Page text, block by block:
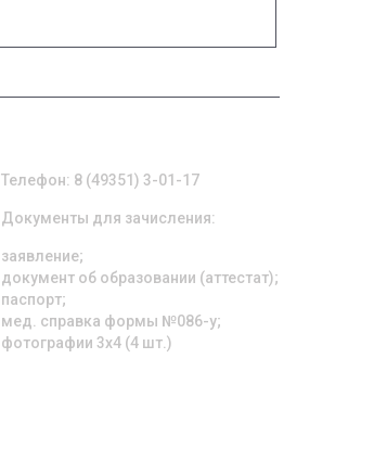
Телефон: 8 (49351) 3-01-17
Документы для зачисления:
заявление;
документ об образовании (аттестат);
паспорт;
мед. справка формы №086-у;
фотографии 3х4 (4 шт.)